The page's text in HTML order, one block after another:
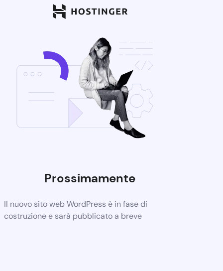
Prossimamente
Il nuovo sito web WordPress è in fase di
costruzione e sarà pubblicato a breve